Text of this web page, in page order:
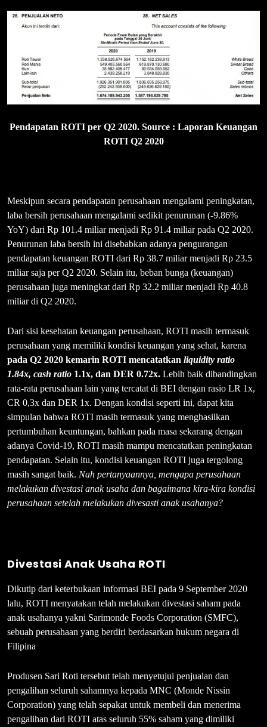
Pendapatan ROTI per Q2 2020. Source : Laporan Keuangan
ROTI Q2 2020
Meskipun secara pendapatan perusahaan mengalami peningkatan,
laba bersih perusahaan mengalami sedikit penurunan (-9.86%
YoY) dari Rp 101.4 miliar menjadi Rp 91.4 miliar pada Q2 2020.
Penurunan laba bersih ini disebabkan adanya pengurangan
pendapatan keuangan ROTI dari Rp 38.7 miliar menjadi Rp 23.5
miliar saja per Q2 2020. Selain itu, beban bunga (keuangan)
perusahaan juga meningkat dari Rp 32.2 miliar menjadi Rp 40.8
miliar di Q2 2020.
Dari sisi kesehatan keuangan perusahaan, ROTI masih termasuk
perusahaan yang memiliki kondisi keuangan yang sehat, karena
pada Q2 2020 kemarin ROTI mencatatkan liquidity ratio
1.84x, cash ratio 1.1x, dan DER 0.72x. Lebih baik dibandingkan
rata-rata perusahaan lain yang tercatat di BEI dengan rasio LR 1x,
CR 0,3x dan DER 1x. Dengan kondisi seperti ini, dapat kita
simpulan bahwa ROTI masih termasuk yang menghasilkan
pertumbuhan keuntungan, bahkan pada masa sekarang dengan
adanya Covid-19, ROTI masih mampu mencatatkan peningkatan
pendapatan. Selain itu, kondisi keuangan ROTI juga tergolong
masih sangat baik. Nah pertanyaannya, mengapa perusahaan
melakukan divestasi anak usaha dan bagaimana kira-kira kondisi
perusahaan setelah melakukan divesasti anak usahanya?
Divestasi Anak Usaha ROTI
Dikutip dari keterbukaan informasi BEI pada 9 September 2020
lalu, ROTI menyatakan telah melakukan divestasi saham pada
anak usahanya yakni Sarimonde Foods Corporation (SMFC),
sebuah perusahaan yang berdiri berdasarkan hukum negara di
Filipina
Produsen Sari Roti tersebut telah menyetujui penjualan dan
pengalihan seluruh sahamnya kepada MNC (Monde Nissin
Corporation) yang telah sepakat untuk membeli dan menerima
pengalihan dari ROTI atas seluruh 55% saham yang dimiliki